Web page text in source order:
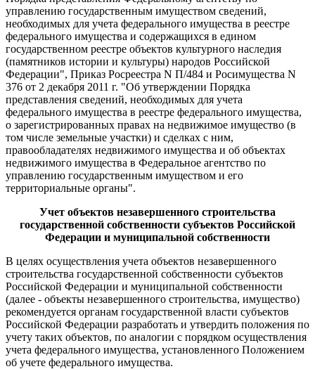
управлению государственным имуществом сведений,
необходимых для учета федерального имущества в реестре
федерального имущества и содержащихся в едином
государственном реестре объектов культурного наследия
(памятников истории и культуры) народов Российской
Федерации", Приказ Росреестра N П/484 и Росимущества N
376 от 2 декабря 2011 г. "Об утверждении Порядка
представления сведений, необходимых для учета
федерального имущества в реестре федерального имущества,
о зарегистрированных правах на недвижимое имущество (в
том числе земельные участки) и сделках с ним,
правообладателях недвижимого имущества и об объектах
недвижимого имущества в Федеральное агентство по
управлению государственным имуществом и его
территориальные органы".
Учет объектов незавершенного строительства
государственной собственности субъектов Российской
Федерации и муниципальной собственности
В целях осуществления учета объектов незавершенного
строительства государственной собственности субъектов
Российской Федерации и муниципальной собственности
(далее - объекты незавершенного строительства, имущество)
рекомендуется органам государственной власти субъектов
Российской Федерации разработать и утвердить положения по
учету таких объектов, по аналогии с порядком осуществления
учета федерального имущества, установленного Положением
об учете федерального имущества.